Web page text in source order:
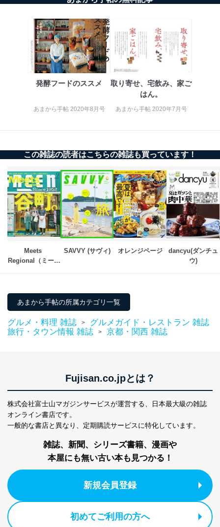
株式会社富士山マガジンサービス 個人情報問い合わせ
係
TEL：0570-200-223
FAX：03-5459-7073
e-mail：cs@fujisan.co.jp
改訂：2025年2月20日
制定：2005年4月1日
当社は以下の個人情報保護管理者を設置し、個人情報保
用・提供・管理いたします。
東京都渋谷区南平台町16-11
株式会社富士山マガジンサービス
代表取締役会長 西野 伸一郎
個人情報保護管理者: 経営管理グループディレクター 前
田 嘉也
当社が取り扱う開示対象個人情報の利用目的は次のとお
りです。
当社の定期購読サ
ービス等をご利用
購入商品の配送のため
商品代金回収のため
ス、キャンペーン等の広告の案内
のため
広告のため
2
当社にお問合わせ
いただいた方の個
人情報
お問い合わせ対応、トラブル対
処、オペレーター教育など応対品
質向上のため
当社カスタマーQ＆
Aサービス利用者
の確認のため
サイトのサービス内容のご案内の
ため
るご案内のため
個人情報
当社の従業者の個
人事、総務などの雇用管理等のた
め
発酵フードのススメ
あまから手帖 2020年8月号
取り寄せ、宅飲み、家ご
はん。
あまから手帖 2020年7月号
この雑誌の読者はこちらの雑誌も買っています！
Meets
Regional（ミーツ
SAVVY (サヴィ) オレンジページ
dancyu(ダンチュ
ウ)
あまから手帖の所属カテゴリ一覧
グルメ・料理 雑誌 >
グルメガイド・レストラン 雑誌
旅行・タウン情報 雑誌
> 京都・関西 雑誌
Fujisan.co.jpとは？
株式会社富士山マガジンサービスが運営する、
日本最大級の雑誌
オンライン書店です。
一般的な書店と異なり、 定期購読サービスに特化しています。
雑誌、新聞、シリーズ書籍、漫画や
本屋にも無い古い本も見つかる！
新規会員登録
初めてご利用の方へ